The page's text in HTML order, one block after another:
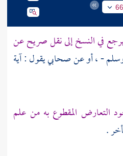
في النسخ إلى نقل صريح عن
- ، أو عن صحابي يقول : آية
التعارض المقطوع به من علم
.